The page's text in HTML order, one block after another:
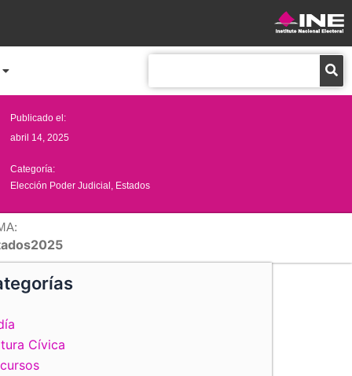
Publicado el:
abril 14, 2025
Categoría:
Elección Poder Judicial Estados
Cívica